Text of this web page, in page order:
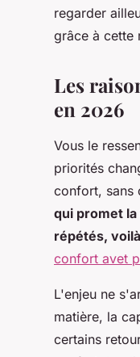
regarder
grâce à cette
Les
en 2026
Vous le
priorités
confort, sans
qui promet
répétés,
confort avet
L'enjeu ne
matière, la
certains